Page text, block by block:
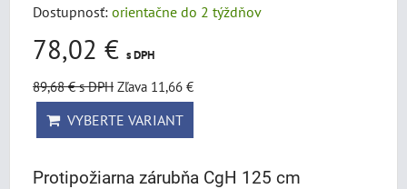
Dostupnosť: orientačne do 2 týždňov
78,02 € s DPH
89,68 €s DPH Zľava 11,66 €
VYBERTE VARIANT
Protipožiarna zárubňa CgH 125 cm